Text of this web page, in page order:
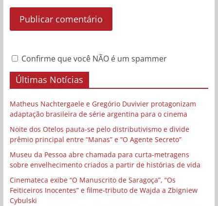
Confirme que você NÃO é um spammer
Últimas Notícias
Matheus Nachtergaele e Gregório Duvivier protagonizam
adaptação brasileira de série argentina para o cinema
Noite dos Otelos pauta-se pelo distributivismo e divide
prêmio principal entre “Manas” e “O Agente Secreto”
Museu da Pessoa abre chamada para curta-metragens
sobre envelhecimento criados a partir de histórias de vida
Cinemateca exibe “O Manuscrito de Saragoça”, “Os
Feiticeiros Inocentes” e filme-tributo de Wajda a Zbigniew
Cybulski